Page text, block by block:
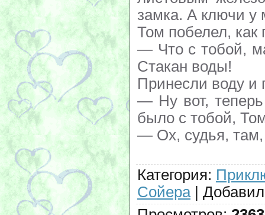
замка. А ключи у
Том побелел, как
— Что с тобой,
Стакан воды!
Принесли воду и
— Ну вот,
было с тобой,
— Ох, судья,
Категория:
Сойера| Добавил